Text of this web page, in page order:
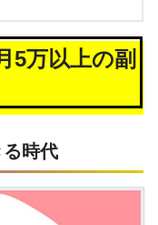
5万以上の副
時代